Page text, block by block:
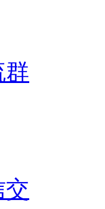
群